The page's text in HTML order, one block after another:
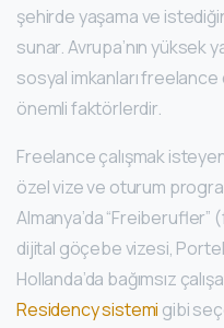
şehirde yaşama ve
sunar. Avrupa’nın yüksek
sosyal imkanları freelance
önemli faktörlerdir.
Freelance çalışmak
özel vize ve oturum
Almanya’da
dijital göçebe vizesi,
Hollanda’da bağımsız
Residency sistemi gibi